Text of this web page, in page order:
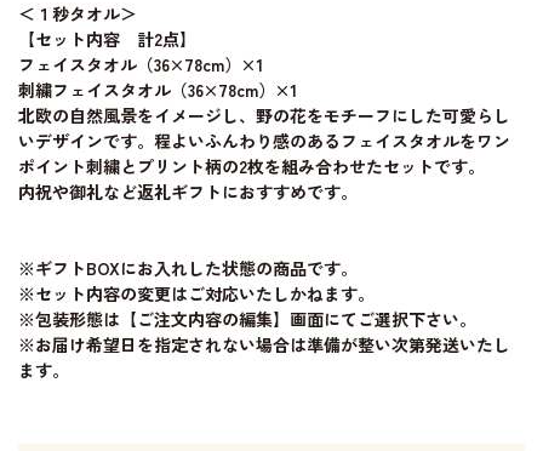
＜１秒タオル＞
【セット内容 計2点】
フェイスタオル（36×78cm）×1
刺繍フェイスタオル（36×78cm）×1
北欧の自然風景をイメージし、野の花をモチーフにした可愛らし
いデザインです。程よいふんわり感のあるフェイスタオルをワン
ポイント刺繍とプリント柄の2枚を組み合わせたセットです。
内祝や御礼など返礼ギフトにおすすめです。
※ギフトBOXにお入れした状態の商品です。
※セット内容の変更はご対応いたしかねます。
※包装形態は【ご注文内容の編集】画面にてご選択下さい。
※お届け希望日を指定されない場合は準備が整い次第発送いたし
ます。